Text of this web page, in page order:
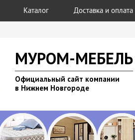
Каталог Доставка и оплата
МУРОМ-МЕБЕЛЬ
Официальный сайт компании
в Нижнем Новгороде